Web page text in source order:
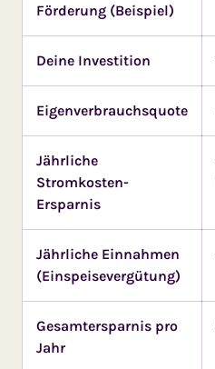
Förderung (Beispiel)
Deine Investition
Eigenverbrauchsquote
Jährliche
Stromkosten-
Ersparnis
Jährliche Einnahmen
(Einspeisevergütung)
Gesamtersparnis pro
Jahr